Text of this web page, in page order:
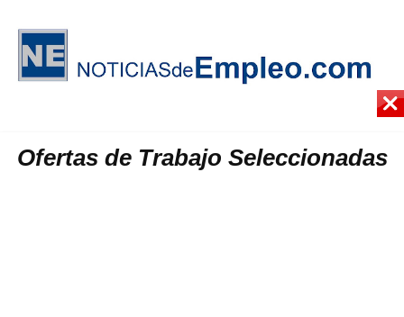
Ofertas de Trabajo Seleccionadas